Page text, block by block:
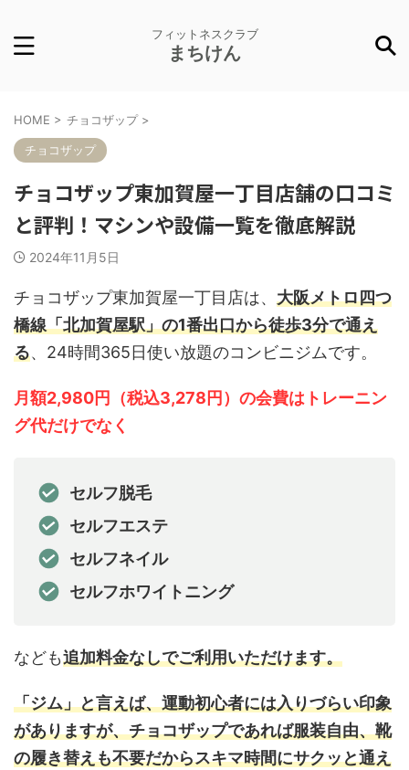
フィットネスクラブ
まちけん
HOME > チョコザップ >
チョコザップ
チョコザップ東加賀屋一丁目店舗の口コミ
と評判！マシンや設備一覧を徹底解説
2024年11月5日
チョコザップ東加賀屋一丁目店は、 大阪メトロ四つ
橋線「北加賀屋駅」の1番出口から徒歩3分で通え
る、24時間365日使い放題のコンビニジムです。
月額2,980円（税込3,278円）の会費はトレーニン
グ代だけでなく
セルフ脱毛
セルフエステ
セルフネイル
セルフホワイトニング
なども追加料金なしでご利用いただけます。
「ジム」と言えば、運動初心者には入りづらい印象
がありますが、チョコザップであれば服装自由、靴
の履き替えも不要だからスキマ時間にサクッと通え